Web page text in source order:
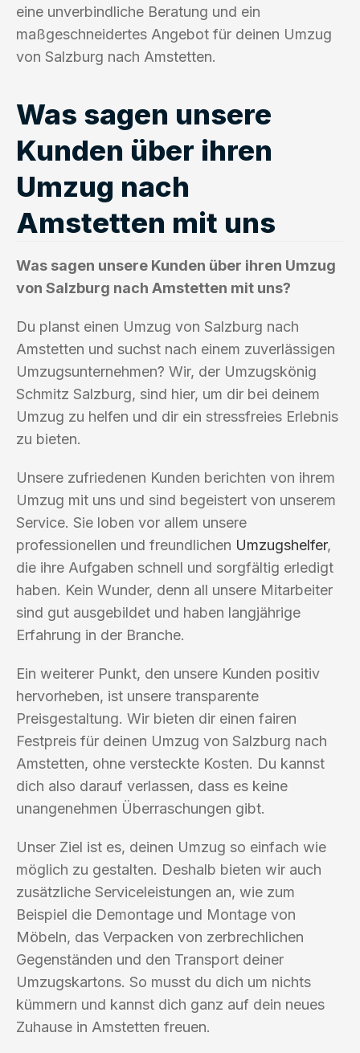
eine unverbindliche Beratung und ein
maßgeschneidertes Angebot für deinen Umzug
von Salzburg nach Amstetten.
Was sagen unsere
Kunden über ihren
Umzug nach
Amstetten mit uns
Was sagen unsere Kunden über ihren Umzug
von Salzburg nach Amstetten mit uns?
Du planst einen Umzug von Salzburg nach
Amstetten und suchst nach einem zuverlässigen
Umzugsunternehmen? Wir, der Umzugskönig
Schmitz Salzburg, sind hier, um dir bei deinem
Umzug zu helfen und dir ein stressfreies Erlebnis
zu bieten.
Unsere zufriedenen Kunden berichten von ihrem
Umzug mit uns und sind begeistert von unserem
Service. Sie loben vor allem unsere
professionellen und freundlichen Umzugshelfer,
die ihre Aufgaben schnell und sorgfältig erledigt
haben. Kein Wunder, denn all unsere Mitarbeiter
sind gut ausgebildet und haben langjährige
Erfahrung in der Branche.
Ein weiterer Punkt, den unsere Kunden positiv
hervorheben, ist unsere transparente
Preisgestaltung. Wir bieten dir einen fairen
Festpreis für deinen Umzug von Salzburg nach
Amstetten, ohne versteckte Kosten. Du kannst
dich also darauf verlassen, dass es keine
unangenehmen Überraschungen gibt.
Unser Ziel ist es, deinen Umzug so einfach wie
möglich zu gestalten. Deshalb bieten wir auch
zusätzliche Serviceleistungen an, wie zum
Beispiel die Demontage und Montage von
Möbeln, das Verpacken von zerbrechlichen
Gegenständen und den Transport deiner
Umzugskartons. So musst du dich um nichts
kümmern und kannst dich ganz auf dein neues
Zuhause in Amstetten freuen.